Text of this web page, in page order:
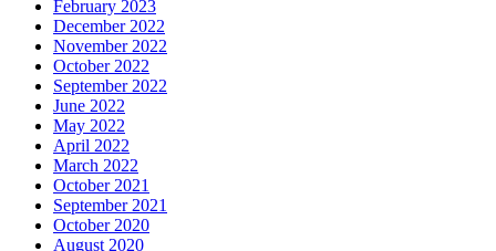
February 2023
December 2022
November 2022
October 2022
September 2022
June 2022
May 2022
April 2022
March 2022
October 2021
September 2021
October 2020
August 2020